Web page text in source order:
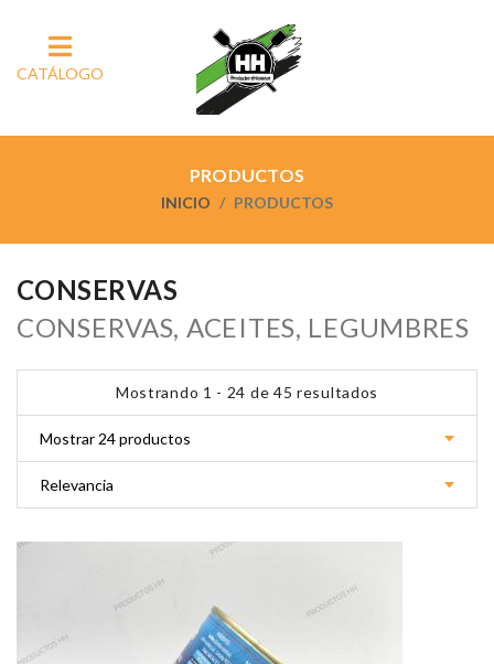
CATÁLOGO
PRODUCTOS
INICIO PRODUCTOS
CONSERVAS
CONSERVAS, ACEITES, LEGUMBRES
Mostrando 1 - 24 de 45 resultados